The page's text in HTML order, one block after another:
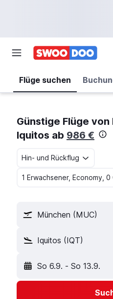
Flüge suchen
Günstige Flüge von
Iquitos ab 986 €
Hin- und Rückflug
1 Erwachsener, Economy,
München (MUC)
Iquitos (IQT)
So 6.9. - So 13.9.